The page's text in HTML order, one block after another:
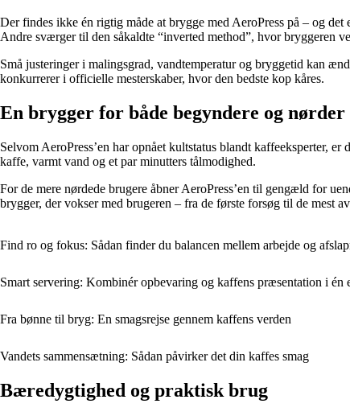
Der findes ikke én rigtig måde at brygge med AeroPress på – og
Andre sværger til den såkaldte “inverted method”, hvor bryggeren
Små justeringer i malingsgrad, vandtemperatur og bryggetid kan
konkurrerer i officielle mesterskaber, hvor den bedste kop kåres.
En brygger for både begyndere og nørder
Selvom AeroPress’en har opnået kultstatus blandt kaffeeksperter,
kaffe, varmt vand og et par minutters tålmodighed.
For de mere nørdede brugere åbner AeroPress’en til gengæld for
brygger, der vokser med brugeren – fra de første forsøg til de mest
Find ro og fokus: Sådan finder du balancen mellem arbejde og
Smart servering: Kombinér opbevaring og kaffens præsentation i én
Fra bønne til bryg: En smagsrejse gennem kaffens verden
Vandets sammensætning: Sådan påvirker det din kaffes smag
Bæredygtighed og praktisk brug